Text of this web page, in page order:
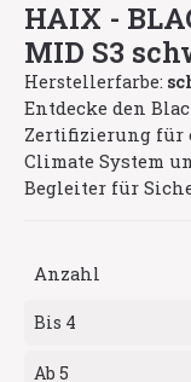
HAIX -
MID S3
Herstellerfarbe:
Entdecke den
Zertifizierung für
Climate System
Begleiter für
Anzahl
Bis 4
Ab 5